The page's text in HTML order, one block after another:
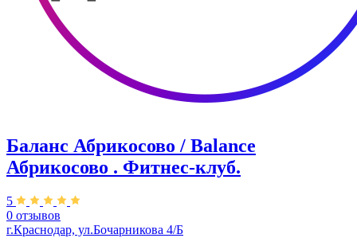
Баланс Абрикосово / Balance
Абрикосово . Фитнес-клуб.
5
0 отзывов
г.Краснодар, ул.Бочарникова 4/Б